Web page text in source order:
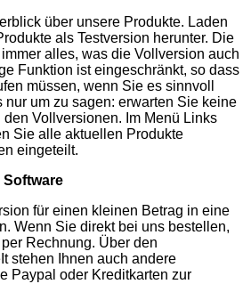
über unsere Produkte. Laden
als Testversion herunter. Die
alles, was die Vollversion auch
Funktion ist eingeschränkt, so dass
müssen, wenn Sie es sinnvoll
um zu sagen: erwarten Sie keine
Vollversionen. Im Menü Links
Sie alle aktuellen Produkte
eingeteilt.
Software
für einen kleinen Betrag in eine
Wenn Sie direkt bei uns bestellen,
Rechnung. Über den
stehen Ihnen auch andere
Paypal oder Kreditkarten zur